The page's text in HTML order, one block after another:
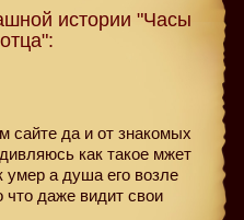
истории "Часы
сайте да и от знакомых
как такое мжет
умер а душа его возле
что даже видит свои